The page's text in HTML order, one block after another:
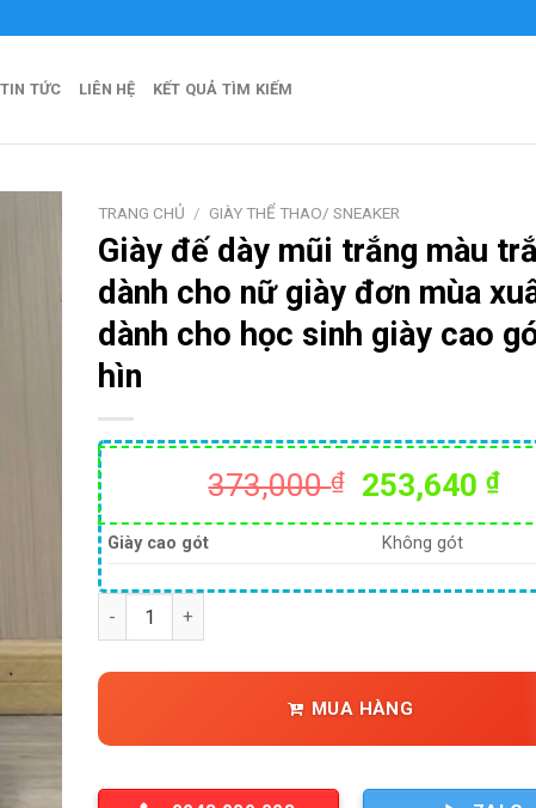
TIN TỨC LIÊN HỆ KẾT QUẢ TÌM KIẾM
TRANG CHỦ / GIÀY THỂ THAO/ SNEAKER
Giày đế dày mũi trắng màu
dành cho nữ giày đơn mùa
dành cho học sinh giày cao
hìn
373,000₫
Giá
gốc
là:
253,640₫Giá
Giày cao gót Không gót
Giày đế dày mũi trắng màu trắng dành cho nữ giày
MUA HÀNG